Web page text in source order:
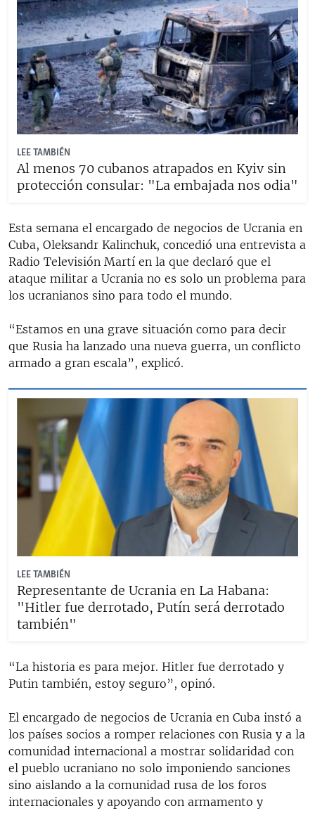
LEE TAMBIÉN
Al menos 70 cubanos atrapados en Kyiv sin
protección consular: "La embajada nos odia"
Esta semana el encargado de negocios de Ucrania en
Cuba, Oleksandr Kalinchuk, concedió una entrevista a
Radio Televisión Martí en la que declaró que el
ataque militar a Ucrania no es solo un problema para
los ucranianos sino para todo el mundo.
“Estamos en una grave situación como para decir
que Rusia ha lanzado una nueva guerra, un conflicto
armado a gran escala”, explicó.
LEE TAMBIÉN
Representante de Ucrania en La Habana:
"Hitler fue derrotado, Putín será derrotado
también"
“La historia es para mejor. Hitler fue derrotado y
Putin también, estoy seguro”, opinó.
El encargado de negocios de Ucrania en Cuba instó a
los países socios a romper relaciones con Rusia y a la
comunidad internacional a mostrar solidaridad con
el pueblo ucraniano no solo imponiendo sanciones
sino aislando a la comunidad rusa de los foros
internacionales y apoyando con armamento y